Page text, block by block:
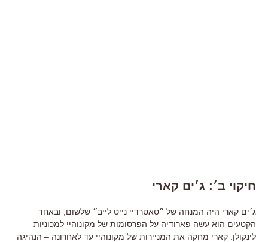
חיקוי ב׳: ג׳ים קארי
ג׳ים קארי היה המנחה של ״סאטרדיי נייט לייב״ שלשום, ובאחד
הקטעים הוא עשה פארודיה על הפרסומות של מקונוהיי למכוניות
לינקולן. קארי מחקה את המניירות של מקונוהיי עד לאחרונה – הנהיגה